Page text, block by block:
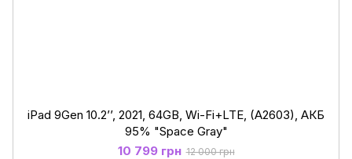
iPad 9Gen 10.2’’, 2021, 64GB, Wi-Fi+LTE, (A2603), АКБ
95% "Space Gray"
10 799 грн 12 000 грн